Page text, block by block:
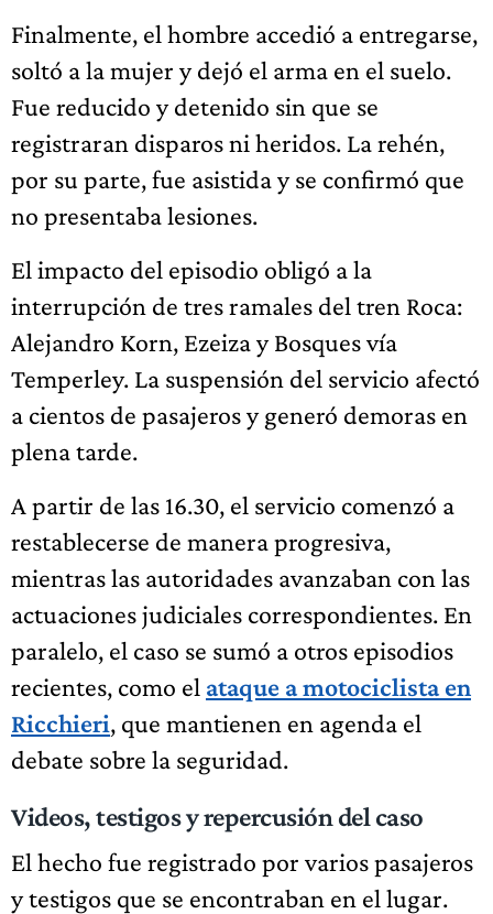
Finalmente, el hombre accedió a entregarse,
soltó a la mujer y dejó el arma en el suelo.
Fue reducido y detenido sin que se
registraran disparos ni heridos. La rehén,
por su parte, fue asistida y se confirmó que
no presentaba lesiones.
El impacto del episodio obligó a la
interrupción de tres ramales del tren Roca:
Alejandro Korn, Ezeiza y Bosques vía
Temperley. La suspensión del servicio afectó
a cientos de pasajeros y generó demoras en
plena tarde.
A partir de las 16.30, el servicio comenzó a
restablecerse de manera progresiva,
mientras las autoridades avanzaban con las
actuaciones judiciales correspondientes. En
paralelo, el caso se sumó a otros episodios
recientes, como el ataque a motociclista en
Ricchieri, que mantienen en agenda el
debate sobre la seguridad.
Videos, testigos y repercusión del caso
El hecho fue registrado por varios pasajeros
y testigos que se encontraban en el lugar.